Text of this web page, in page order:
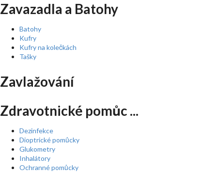
Zavazadla a Batohy
Batohy
Kufry
Kufry na kolečkách
Tašky
Zavlažování
Zdravotnické pomůc ...
Dezinfekce
Dioptrické pomůcky
Glukometry
Inhalátory
Ochranné pomůcky